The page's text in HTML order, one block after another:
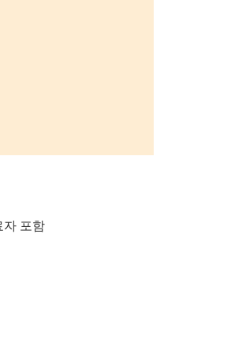
자 포함